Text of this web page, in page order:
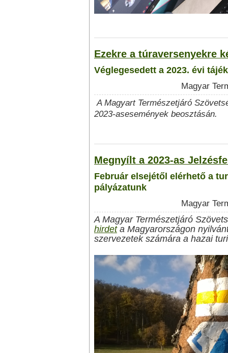
Ezekre a túraversenyekre
Véglegesedett a 2023. évi
Magyar
A Magyart Természetjáró
2023-asesemények beosztásán.
Megnyílt a 2023-as
Február elsejétől elérhető a
pályázatunk
Magyar
A Magyar Természetjáró
hirdeta Magyarországon
szervezetek számára a hazai